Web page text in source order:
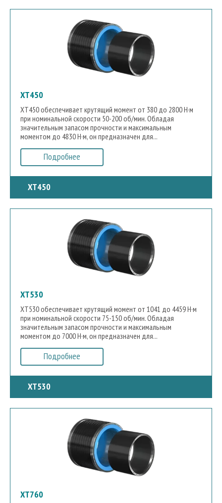
XT450
XT450 обеспечивает крутящий момент от 380 до 2800 Н·м
при номинальной скорости 50-200 об/мин. Обладая
значительным запасом прочности и максимальным
моментом до 4830 Н·м, он предназначен для...
Подробнее
XT450
XT530
XT530 обеспечивает крутящий момент от 1041 до 4459 Н·м
при номинальной скорости 75-150 об/мин. Обладая
значительным запасом прочности и максимальным
моментом до 7000 Н·м, он предназначен для...
Подробнее
XT530
XT760